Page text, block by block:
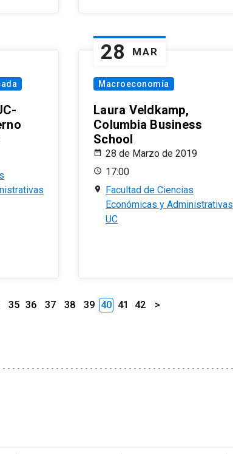
28 MAR
Macroeconomía
Laura Veldkamp,
Columbia Business
School
28 de Marzo de 2019
17:00
Facultad de Ciencias
Económicas y Administrativas
UC
35 36 37 38 39 40 41 42 >